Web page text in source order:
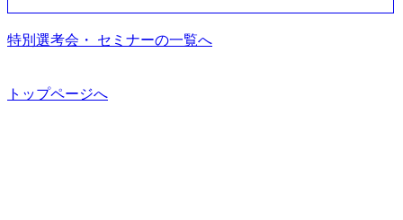
る（ダブルスキップもあり） ・週に1度のアサインｍｔｇで
こまめに社員のキャリアについて検討してもらえる。結
果、なりたいキャリアを反映できるｐｊにアサインしても
るため、エンジニアの視点からも協業しクライアントへ価
なるため、入居基準を満たす女性には住宅手当を支給しま
による引っ越し費用は、会社が負担します。 2026年8月18日
ます。 是非、説明会にてお話できることを楽しみにしてお
ります。 説明会後にアンケート回答をお願いいたします。
オンライン(Google meets)
いるのも同社の特徴であり、 自社で新規事業開発も手掛け
つつ、複数社への出資～ハンズオン支援も行っている。 (参
ングファームや、Slerなどから優秀層が多数ジョイン。 http
特別選考会・ セミナーの一覧へ
トップページへ